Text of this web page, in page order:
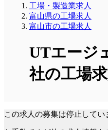
工場・製造業求人
富山県の工場求人
富山市の工場求人
UTエージ
社の工場
この求人の募集は停止してい